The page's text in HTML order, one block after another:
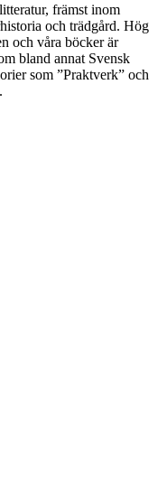
främst inom
och trädgård. Hög
och våra böcker är
bland annat Svensk
som ”Praktverk” och